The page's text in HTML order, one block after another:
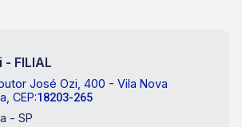
FILIAL
José Ozi, 400 - Vila Nova
CEP:18203-265
- SP